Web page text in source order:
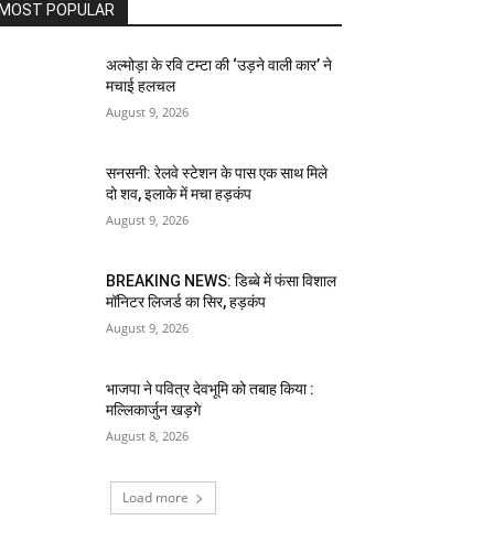
MOST POPULAR
अल्मोड़ा के रवि टम्टा की ‘उड़ने वाली कार’ ने
मचाई हलचल
August 9, 2026
सनसनी: रेलवे स्टेशन के पास एक साथ मिले
दो शव, इलाके में मचा हड़कंप
August 9, 2026
BREAKING NEWS: डिब्बे में फंसा विशाल
मॉनिटर लिजर्ड का सिर, हड़कंप
August 9, 2026
भाजपा ने पवित्र देवभूमि को तबाह किया :
मल्लिकार्जुन खड़गे
August 8, 2026
Load more